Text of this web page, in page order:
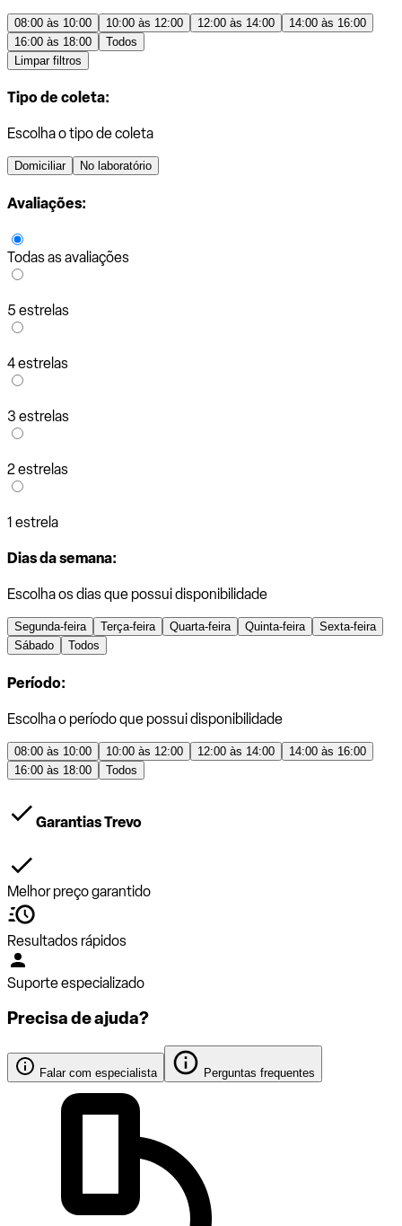
08:00 às 10:00 10:00 às 12:00 12:00 às 14:00
14:00 às 16:00
16:00 às 18:00
Todos
Limpar filtros
Tipo de coleta:
Escolha o tipo de coleta
Domiciliar No laboratório
Avaliações:
Todas as avaliações
5 estrelas
4 estrelas
3 estrelas
2 estrelas
1 estrela
Dias da semana:
Escolha os dias que possui disponibilidade
Segunda-feira Terça-feira Quarta-feira Quinta-feira
Sexta-feira
Sábado
Todos
Período:
Escolha o período que possui disponibilidade
08:00 às 10:00 10:00 às 12:00 12:00 às 14:00
14:00 às 16:00
16:00 às 18:00
Todos
Garantias Trevo
Melhor preço garantido
Resultados rápidos
Suporte especializado
Precisa de ajuda?
Falar com especialista Perguntas frequentes